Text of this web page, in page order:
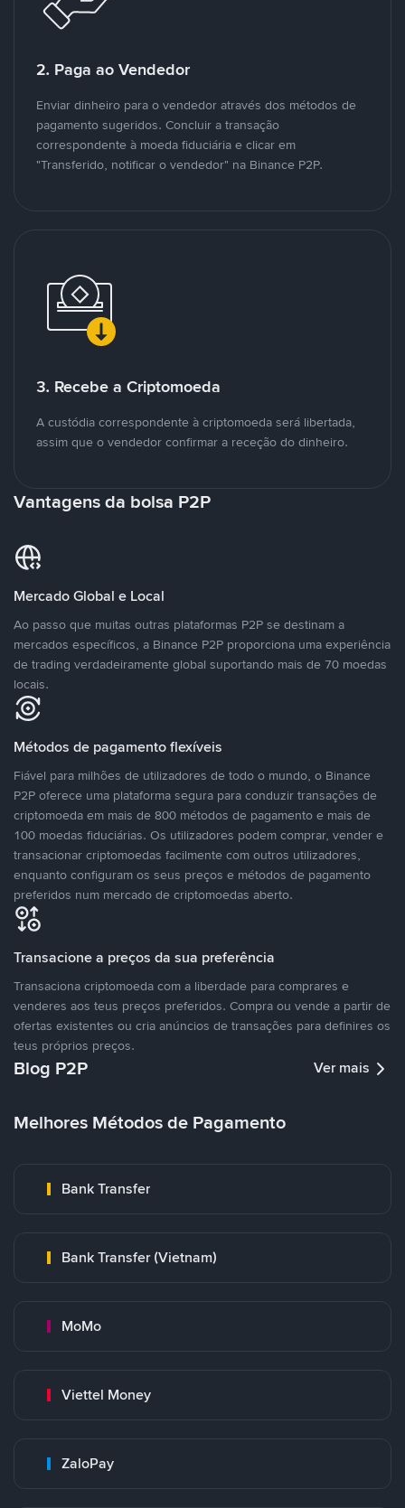
2. Paga ao Vendedor
Enviar dinheiro para o vendedor através dos métodos de
pagamento sugeridos. Concluir a transação
correspondente à moeda fiduciária e clicar em
"Transferido, notificar o vendedor" na Binance P2P.
3. Recebe a Criptomoeda
A custódia correspondente à criptomoeda será libertada,
assim que o vendedor confirmar a receção do dinheiro.
Vantagens da bolsa P2P
Mercado Global e Local
Ao passo que muitas outras plataformas P2P se destinam a
mercados específicos, a Binance P2P proporciona uma experiência
de trading verdadeiramente global suportando mais de 70 moedas
locais.
Métodos de pagamento flexíveis
Fiável para milhões de utilizadores de todo o mundo, o Binance
P2P oferece uma plataforma segura para conduzir transações de
criptomoeda em mais de 800 métodos de pagamento e mais de
100 moedas fiduciárias. Os utilizadores podem comprar, vender e
transacionar criptomoedas facilmente com outros utilizadores,
enquanto configuram os seus preços e métodos de pagamento
preferidos num mercado de criptomoedas aberto.
Transacione a preços da sua preferência
Transaciona criptomoeda com a liberdade para comprares e
venderes aos teus preços preferidos. Compra ou vende a partir de
ofertas existentes ou cria anúncios de transações para definires os
teus próprios preços.
Blog P2P Ver mais
Melhores Métodos de Pagamento
Bank Transfer
Bank Transfer (Vietnam)
MoMo
Viettel Money
ZaloPay